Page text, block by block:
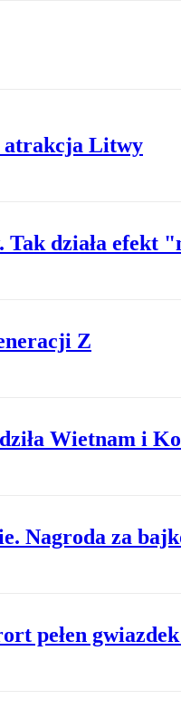
atrakcja Litwy
Tak działa efekt
Z
Wietnam i
Nagroda za
pełen